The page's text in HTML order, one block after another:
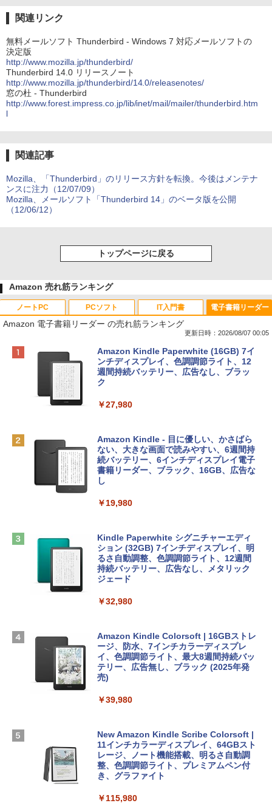
関連リンク
無料メールソフト Thunderbird - Windows 7 対応メールソフトの
決定版
http://www.mozilla.jp/thunderbird/
Thunderbird 14.0 リリースノート
http://www.mozilla.jp/thunderbird/14.0/releasenotes/
窓の杜 - Thunderbird
http://www.forest.impress.co.jp/lib/inet/mail/mailer/thunderbird.htm
l
関連記事
Mozilla、「Thunderbird」のリリース方針を転換。今後はメンテナ
ンスに注力（12/07/09）
Mozilla、メールソフト「Thunderbird 14」のベータ版を公開
（12/06/12）
トップページに戻る
Amazon 売れ筋ランキング
ノートPC
Apple 2026 MacBook Neo A18 Proチッ
プ搭載13インチノートブック：AIとAppl
e Intelligence、Liquid Retinaディスプ
レイ、8GBメモリ、512GB SSD、1080p
ィゴ + 3年延長 AppleCare+ for 13インチ
￥162,598
tomtoc 360°保護 15.6 16インチ パソコ
ンケース Dell NEC Lavie ASUS HP dyna
Apple 2026 MacBook Air M5チップ搭載
13インチノートブック：AIとApple Intell
igence、13.6インチLiquid Retinaディ
スプレイ、24GBユニファイドメモリ、1
ラ、Touch ID - ミッドナイト + 3年延長
￥347,600
【Amazon.co.jp限定】 HP ノートパソコ
SSD インテル Core 5
FMV ノートパソコン WE1-K3 (MS 365 P
ersonal/Copilotキー搭載/Win 11/15.6型/
Core i5/16GB/SSD 512GB/ホワイト) FM
PCソフト
Robloxギフトカード - 800 Robux 【限
定バーチャルアイテムを含む】 【オンラ
インゲームコード】 ロブロックス | オン
ラインコード版
￥1,300
Robloxギフトカード - 2,000 Robux 【限
定バーチャルアイテムを含む】 【オンラ
インゲームコード】 ロブロックス | オン
ラインコード版
4(最新 永続版)|オンラインコード版|Wind
ows11、10/mac対応|PC2台
￥39,582
Robloxギフトカード - 1000 Robux 【限
ラインコード版
￥1,600
版)|オンラインコード版|Windows11、1
￥37,224
IT入門書
生成AIパスポート公式テキスト 第４版
￥1,766
出す プロンプトの言葉 AI画像生成シリー
ズ (はぴーイラストLabo)
￥480
ClaudeCode いちばんやさしい 教科書:
にもKindle出版にも！ 非エンジニアのた
めのAIコーディング入門シリーズ
￥99
FM TOWNS ハイパー・カタログ: 本体ハ
￥1,600
1冊ですべて身につくHTML & CSSとWe
電子書籍リーダー
Amazon 電子書籍リーダー の売れ筋ランキング
更新日時：2026/08/07 00:05
Amazon Kindle Paperwhite (16GB) 7イ
ンチディスプレイ、色調調節ライト、12
週間持続バッテリー、広告なし、ブラッ
ク
￥27,980
Amazon Kindle - 目に優しい、かさばら
ない、大きな画面で読みやすい、6週間持
続バッテリー、6インチディスプレイ電子
書籍リーダー、ブラック、16GB、広告な
し
￥19,980
Kindle Paperwhite シグニチャーエディ
ション (32GB) 7インチディスプレイ、明
るさ自動調整、色調調節ライト、12週間
持続バッテリー、広告なし、メタリック
ジェード
￥32,980
Amazon Kindle Colorsoft | 16GBストレ
ージ、防水、7インチカラーディスプレ
イ、色調調節ライト、最大8週間持続バッ
テリー、広告無し、ブラック (2025年発
売)
￥39,980
New Amazon Kindle Scribe Colorsoft |
11インチカラーディスプレイ、64GBスト
レージ、ノート機能搭載、明るさ自動調
整、色調調節ライト、プレミアムペン付
き、グラファイト
￥115,980